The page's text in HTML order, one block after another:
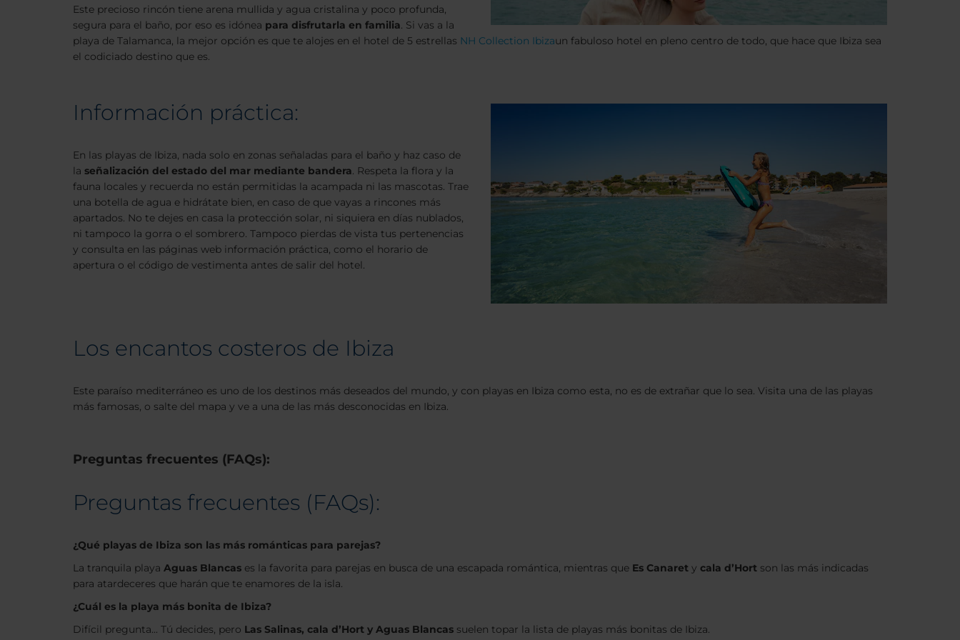
Este precioso rincón tiene arena mullida y agua cristalina y poco profunda,
segura para el baño, por eso es idónea para disfrutarla en familia. Si vas a la
playa de Talamanca, la mejor opción es que te alojes en el hotel de 5 estrellas NH Collection Ibizaun fabuloso hotel en pleno centro de todo, que hace que Ibiza sea
el codiciado destino que es.
Información práctica:
En las playas de Ibiza, nada solo en zonas señaladas para el baño y haz caso de
la señalización del estado del mar mediante bandera. Respeta la flora y la
fauna locales y recuerda no están permitidas la acampada ni las mascotas. Trae
una botella de agua e hidrátate bien, en caso de que vayas a rincones más
apartados. No te dejes en casa la protección solar, ni siquiera en días nublados,
ni tampoco la gorra o el sombrero. Tampoco pierdas de vista tus pertenencias
y consulta en las páginas web información práctica, como el horario de
apertura o el código de vestimenta antes de salir del hotel.
Los encantos costeros de Ibiza
Este paraíso mediterráneo es uno de los destinos más deseados del mundo, y con playas en Ibiza como esta, no es de extrañar que lo sea. Visita una de las playas
más famosas, o salte del mapa y ve a una de las más desconocidas en Ibiza.
Preguntas frecuentes (FAQs):
Preguntas frecuentes (FAQs):
¿Qué playas de Ibiza son las más románticas para parejas?
La tranquila playa Aguas Blancas es la favorita para parejas en busca de una escapada romántica, mientras que Es Canaret y cala d’Hort son las más indicadas
para atardeceres que harán que te enamores de la isla.
¿Cuál es la playa más bonita de Ibiza?
Difícil pregunta... Tú decides, pero Las Salinas, cala d’Hort y Aguas Blancas suelen topar la lista de playas más bonitas de Ibiza.